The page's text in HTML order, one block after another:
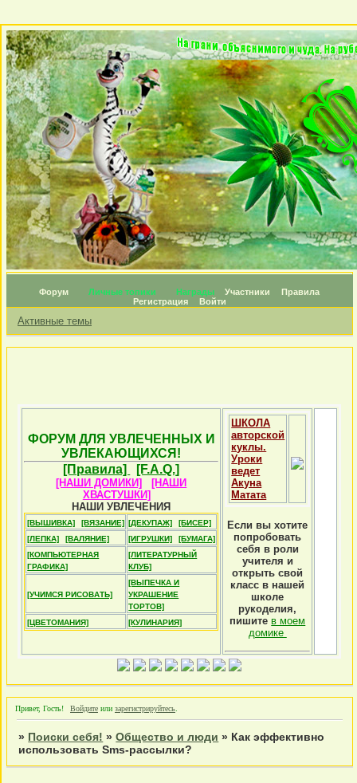
Форум Личные топики Награды Участники
Правила
Регистрация
Войти
Активные темы
ФОРУМ ДЛЯ УВЛЕЧЕННЫХ И
УВЛЕКАЮЩИХСЯ!
[Правила]
[F.A.Q.]
[НАШИ ДОМИКИ]
[НАШИ
ХВАСТУШКИ]
НАШИ УВЛЕЧЕНИЯ
[ВЫШИВКА] [ВЯЗАНИЕ] [ДЕКУПАЖ]
[БИСЕР]
[ЛЕПКА]
[ВАЛЯНИЕ] [ИГРУШКИ]
[БУМАГА]
[КОМПЬЮТЕРНАЯ
ГРАФИКА]
[ЛИТЕРАТУРНЫЙ
КЛУБ]
[УЧИМСЯ РИСОВАТЬ]
[ВЫПЕЧКА И
УКРАШЕНИЕ
ТОРТОВ]
[ЦВЕТОМАНИЯ]
[КУЛИНАРИЯ]
ШКОЛА
авторской
куклы.
Уроки
ведет
Акуна
Матата
Если вы хотите
попробовать
себя в роли
учителя и
открыть свой
класс в нашей
школе
рукоделия,
пишите в моем
домике
Привет, Гость! Войдите или зарегистрируйтесь
» Поиски себя! »Общество и люди » Как эффективно
использовать Sms-рассылки?